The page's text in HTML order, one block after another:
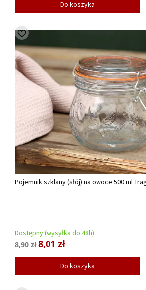
Do koszyka
Pojemnik szklany (słój) na owoce 500 ml
Dostępny (wysyłka do 48h)
8,90 zł8,01 zł
Do koszyka